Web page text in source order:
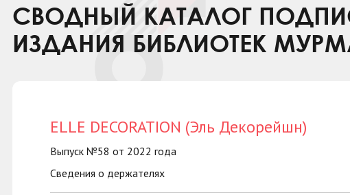
СВОДНЫЙ КАТАЛОГ
ИЗДАНИЯ БИБЛИОТЕК
ELLE DECORATION (Эль Декорейшн)
Выпуск №58 от 2022 года
Сведения о держателях